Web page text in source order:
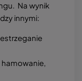
Na wynik
innymi:
hamowanie,